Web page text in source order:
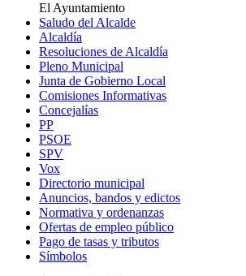
El Ayuntamiento
Saludo del Alcalde
Alcaldía
Resoluciones de Alcaldía
Pleno Municipal
Junta de Gobierno Local
Comisiones Informativas
Concejalías
PP
PSOE
SPV
Vox
Directorio municipal
Anuncios, bandos y edictos
Normativa y ordenanzas
Ofertas de empleo público
Pago de tasas y tributos
Símbolos